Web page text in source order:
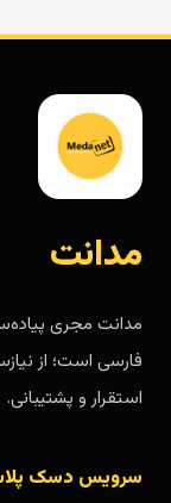
مدانت
فارسی است؛ از
استقرار و پشتیبانی.
سرویس دسک